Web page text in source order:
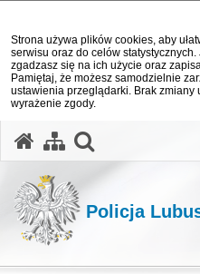
Strona używa plików cookies, aby
serwisu oraz do celów
zgadzasz się na ich użycie oraz
Pamiętaj, że możesz samodzielnie
ustawienia przeglądarki. Brak
wyrażenie zgody.
Policja